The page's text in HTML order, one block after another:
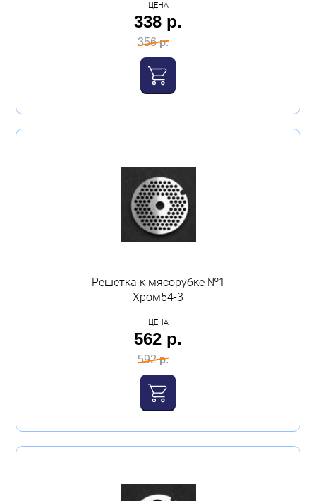
ЦЕНА
338 р.
356 р.
Решетка к мясорубке №1
Хром54-3
ЦЕНА
562 р.
592 р.